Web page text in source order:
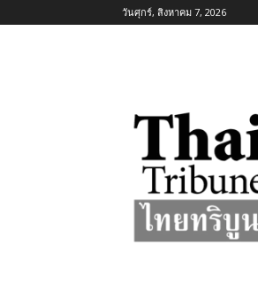
วันศุกร์, สิงหาคม 7, 2026